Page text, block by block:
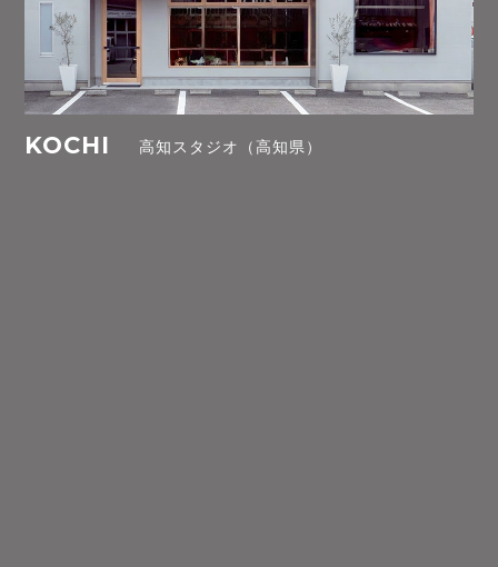
KOCHI 高知スタジオ（高知県）